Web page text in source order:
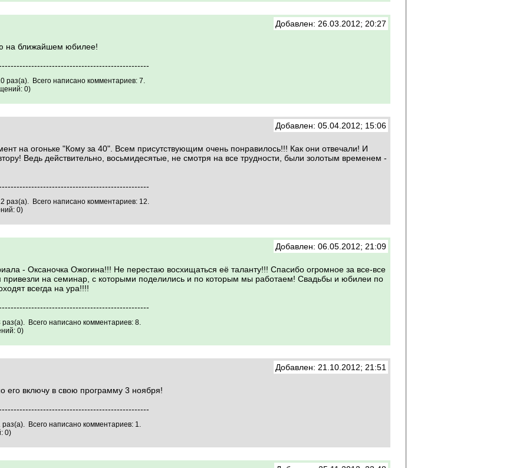
Добавлен: 26.03.2012; 20:27
на ближайшем юбилее!
раз(а). Всего написано комментариев: 7.
0)
Добавлен: 05.04.2012; 15:06
на огоньке "Кому за 40". Всем присутствующим очень понравилось!!! Как они отвечали! И
Ведь действительно, восьмидесятые, не смотря на все трудности, были золотым временем -
раз(а). Всего написано комментариев: 12.
0)
Добавлен: 06.05.2012; 21:09
- Оксаночка Ожогина!!! Не перестаю восхищаться её таланту!!! Спасибо огромное за все-все
на семинар, с которыми поделились и по которым мы работаем! Свадьбы и юбилеи по
всегда на ура!!!!
Всего написано комментариев: 8.
0)
Добавлен: 21.10.2012; 21:51
его включу в свою программу 3 ноября!
Всего написано комментариев: 1.
0)